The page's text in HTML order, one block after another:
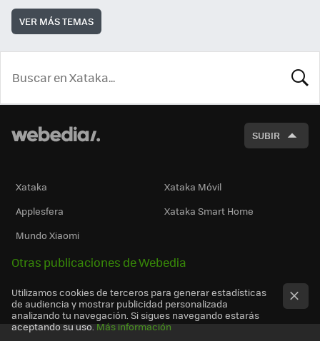
VER MÁS TEMAS
SUBIR
Xataka
Xataka Móvil
Applesfera
Xataka Smart Home
Mundo Xiaomi
Otras publicaciones de Webedia
Utilizamos cookies de terceros para generar estadísticas
de audiencia y mostrar publicidad personalizada
analizando tu navegación. Si sigues navegando estarás
aceptando su uso. Más información